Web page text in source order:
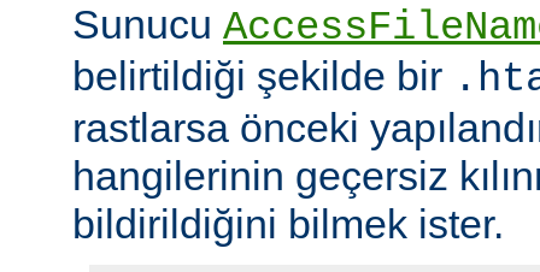
Sunucu
belirtildiği şekilde bir
rastlarsa önceki
hangilerinin geçersiz
bildirildiğini bilmek ister.